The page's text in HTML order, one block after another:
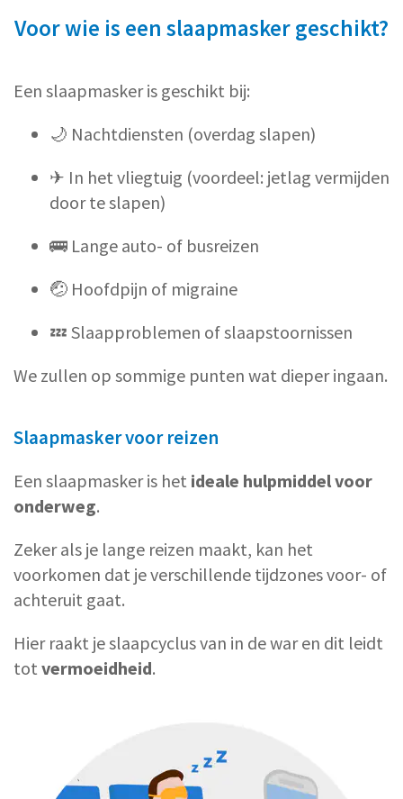
Voor wie is een slaapmasker geschikt?
Een slaapmasker is geschikt bij:
🌙 Nachtdiensten (overdag slapen)
✈ In het vliegtuig (voordeel: jetlag vermijden
door te slapen)
🚌 Lange auto- of busreizen
🤕 Hoofdpijn of migraine
💤 Slaapproblemen of slaapstoornissen
We zullen op sommige punten wat dieper ingaan.
Slaapmasker voor reizen
Een slaapmasker is het ideale hulpmiddel voor
onderweg.
Zeker als je lange reizen maakt, kan het
voorkomen dat je verschillende tijdzones voor- of
achteruit gaat.
Hier raakt je slaapcyclus van in de war en dit leidt
tot vermoeidheid.